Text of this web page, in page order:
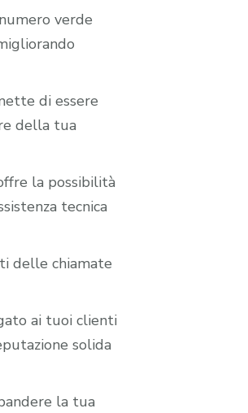
verde
di essere
della tua
la possibilità
tecnica
delle chiamate
ai tuoi clienti
solida
la tua